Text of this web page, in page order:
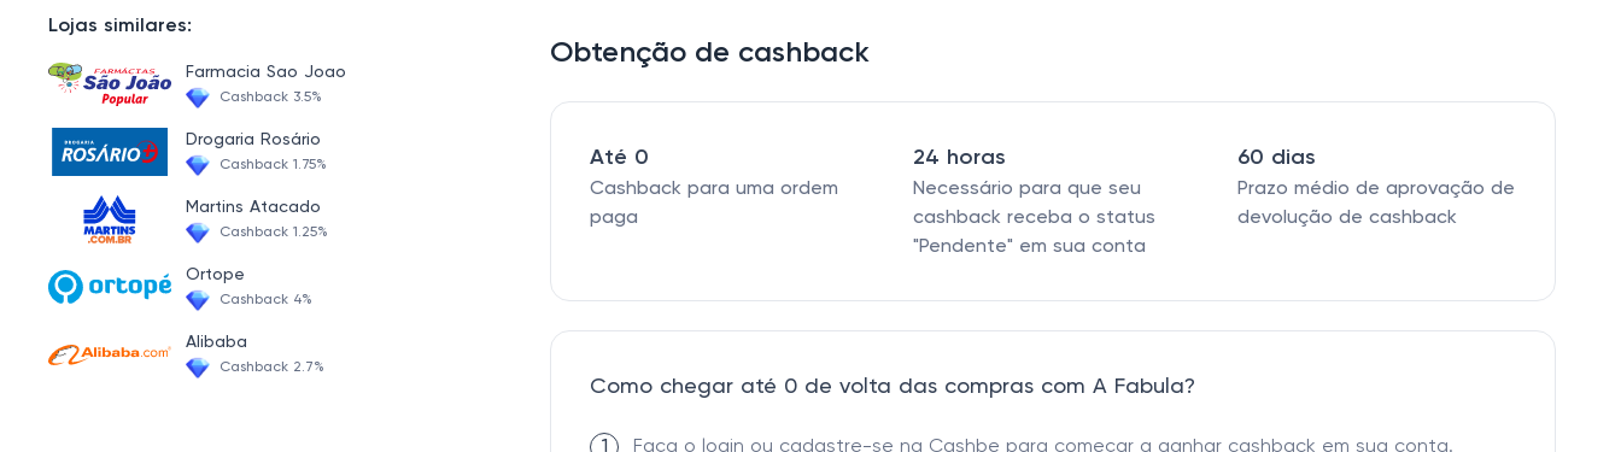
Lojas similares:
Farmacia Sao Joao
Cashback 3.5%
Drogaria Rosário
Cashback 1.75%
Martins Atacado
Cashback 1.25%
Ortope
Cashback 4%
Alibaba
Cashback 2.7%
Obtenção de cashback
Até 0
Cashback para uma ordem
paga
24 horas
Necessário para que seu
cashback receba o status
"Pendente" em sua conta
60 dias
Prazo médio de aprovação de
devolução de cashback
Como chegar até 0 de volta das compras com A Fabula?
1 Faça o login ou cadastre-se na Cashbe para começar a ganhar cashback em sua conta.